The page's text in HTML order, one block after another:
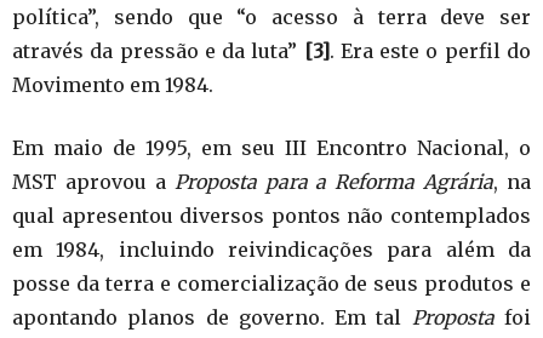
política”, sendo que “o acesso à terra deve ser
através da pressão e da luta” [3] . Era este o perfil do
Movimento em 1984.
Em maio de 1995, em seu III Encontro Nacional, o
MST aprovou a Proposta para a Reforma Agrária, na
qual apresentou diversos pontos não contemplados
em 1984, incluindo reivindicações para além da
posse da terra e comercialização de seus produtos e
apontando planos de governo. Em tal Propostafoi